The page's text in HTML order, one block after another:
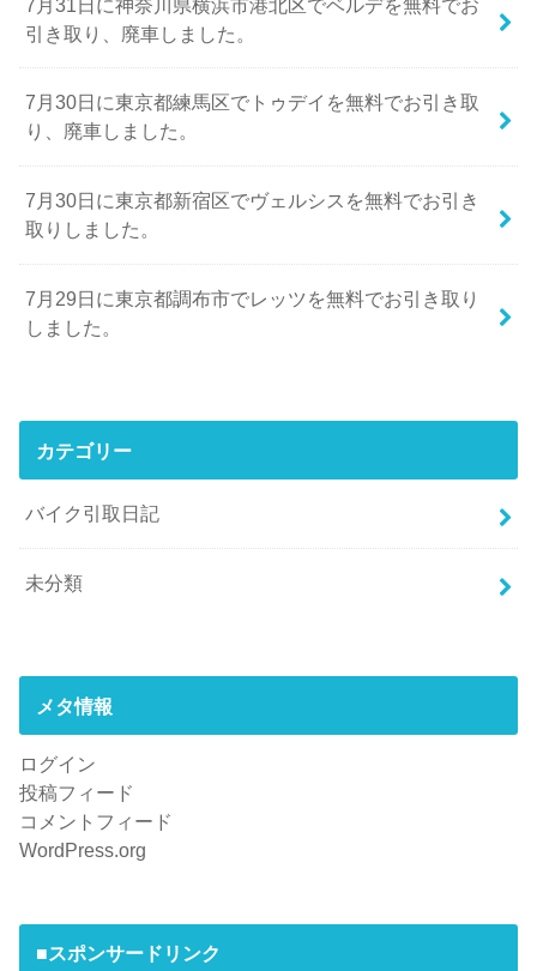
引き取り、廃車しました。
7月30日に東京都練馬区でトゥデイを無料でお引き取
り、廃車しました。
7月30日に東京都新宿区でヴェルシスを無料でお引き
取りしました。
7月29日に東京都調布市でレッツを無料でお引き取り
しました。
カテゴリー
バイク引取日記
未分類
メタ情報
ログイン
投稿フィード
コメントフィード
WordPress.org
■スポンサードリンク